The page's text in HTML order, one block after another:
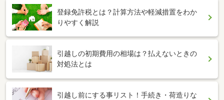
登録免許税とは？計算方法や軽減措置をわか
りやすく解説
引越しの初期費用の相場は？払えないときの
対処法とは
引越し前にする事リスト！手続き・荷造りな